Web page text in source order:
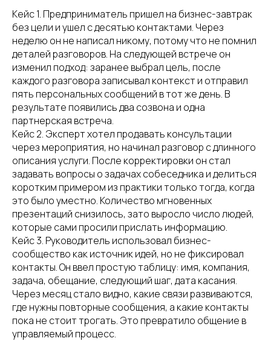
Кейс 1. Предприниматель пришел на бизнес-завтрак
без цели и ушел с десятью контактами. Через
неделю он не написал никому, потому что не помнил
деталей разговоров. На следующей встрече он
изменил подход: заранее выбрал цель, после
каждого разговора записывал контекст и отправил
пять персональных сообщений в тот же день. В
результате появились два созвона и одна
партнерская встреча.
Кейс 2. Эксперт хотел продавать консультации
через мероприятия, но начинал разговор с длинного
описания услуги. После корректировки он стал
задавать вопросы о задачах собеседника и делиться
коротким примером из практики только тогда, когда
это было уместно. Количество мгновенных
презентаций снизилось, зато выросло число людей,
которые сами просили прислать информацию.
Кейс 3. Руководитель использовал бизнес-
сообщество как источник идей, но не фиксировал
контакты. Он ввел простую таблицу: имя, компания,
задача, обещание, следующий шаг, дата касания.
Через месяц стало видно, какие связи развиваются,
где нужны повторные сообщения, а какие контакты
пока не стоит трогать. Это превратило общение в
управляемый процесс.